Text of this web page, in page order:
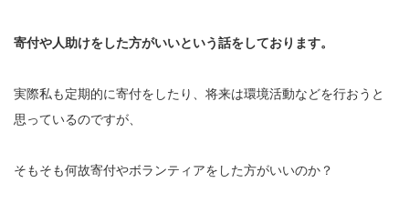
寄付や人助けをした方がいいという話をしております。
実際私も定期的に寄付をしたり、将来は環境活動などを行おうと
思っているのですが、
そもそも何故寄付やボランティアをした方がいいのか？